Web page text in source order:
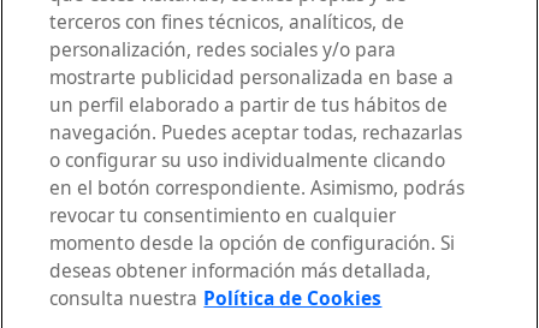
AVISO LEGAL
POLÍTICA DE PRIVACIDAD
DECLARACIÓN DE ACCESIBILIDAD
POLÍTICA DE COOKIES
CONFIGURACIÓN DE COOKIES
terceros con fines técnicos, analíticos, de
personalización, redes sociales y/o para
mostrarte publicidad personalizada en base a
un perfil elaborado a partir de tus hábitos de
navegación. Puedes aceptar todas, rechazarlas
o configurar su uso individualmente clicando
en el botón correspondiente. Asimismo, podrás
revocar tu consentimiento en cualquier
momento desde la opción de configuración. Si
deseas obtener información más detallada,
consulta nuestra Política de Cookies